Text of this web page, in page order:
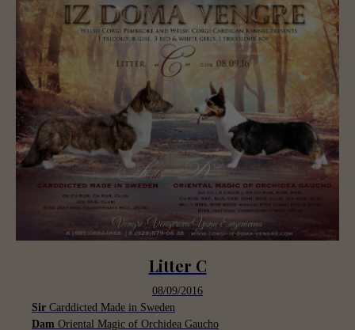
Litter C
08/09/2016
Sir Carddicted Made in Sweden
Dam Oriental Magic of Orchidea Gaucho